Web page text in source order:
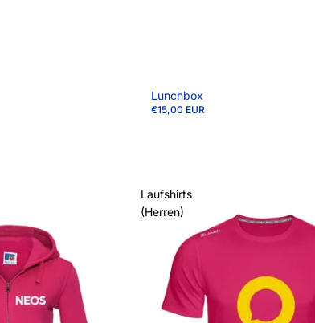
Lunchbox
€15,00 EUR
Laufshirts
(Herren)